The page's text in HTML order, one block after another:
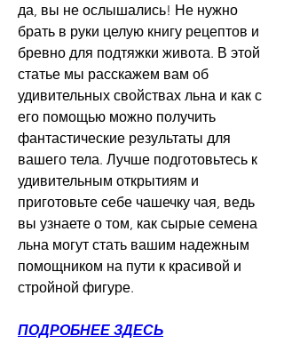
да, вы не ослышались! Не нужно
брать в руки целую книгу рецептов и
бревно для подтяжки живота. В этой
статье мы расскажем вам об
удивительных свойствах льна и как с
его помощью можно получить
фантастические результаты для
вашего тела. Лучше подготовьтесь к
удивительным открытиям и
приготовьте себе чашечку чая, ведь
вы узнаете о том, как сырые семена
льна могут стать вашим надежным
помощником на пути к красивой и
стройной фигуре.
ПОДРОБНЕЕ ЗДЕСЬ